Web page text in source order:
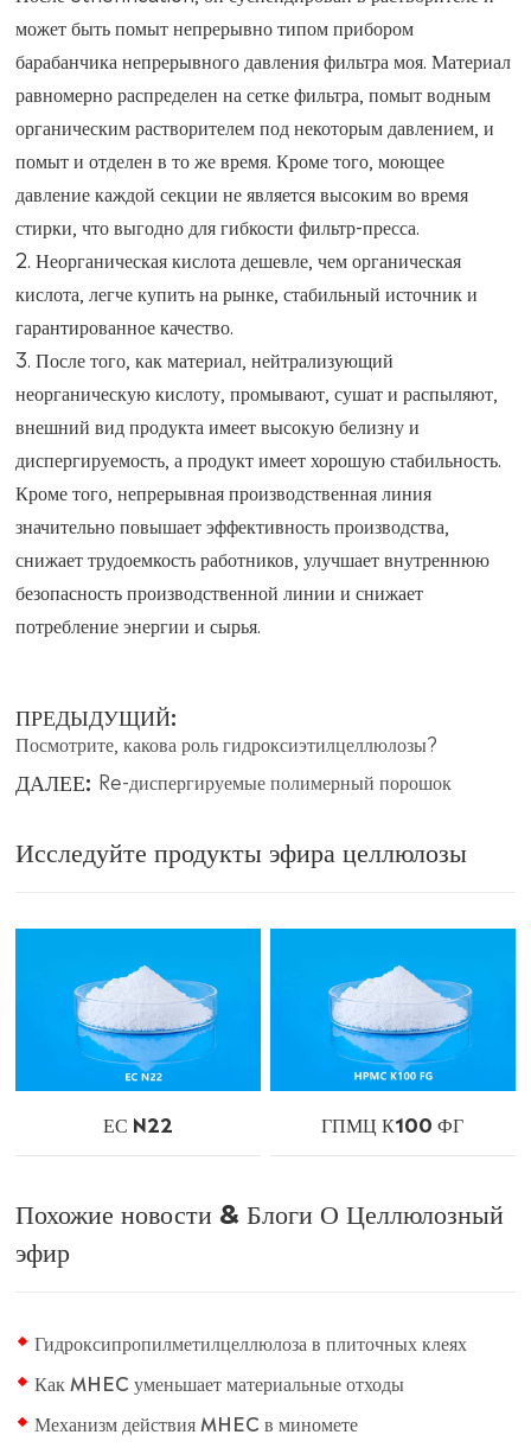
может быть помыт непрерывно типом прибором
барабанчика непрерывного давления фильтра моя. Материал
равномерно распределен на сетке фильтра, помыт водным
органическим растворителем под некоторым давлением, и
помыт и отделен в то же время. Кроме того, моющее
давление каждой секции не является высоким во время
стирки, что выгодно для гибкости фильтр-пресса.
2. Неорганическая кислота дешевле, чем органическая
кислота, легче купить на рынке, стабильный источник и
гарантированное качество.
3. После того, как материал, нейтрализующий
неорганическую кислоту, промывают, сушат и распыляют,
внешний вид продукта имеет высокую белизну и
диспергируемость, а продукт имеет хорошую стабильность.
Кроме того, непрерывная производственная линия
значительно повышает эффективность производства,
снижает трудоемкость работников, улучшает внутреннюю
безопасность производственной линии и снижает
потребление энергии и сырья.
ПРЕДЫДУЩИЙ:
Посмотрите, какова роль гидроксиэтилцеллюлозы?
ДАЛЕЕ: Re-диспергируемые полимерный порошок
Исследуйте продукты эфира целлюлозы
ЕС N22 ГПМЦ К100 ФГ
Похожие новости & Блоги О Целлюлозный
эфир
Гидроксипропилметилцеллюлоза в плиточных клеях
Как MHEC уменьшает материальные отходы
Механизм действия MHEC в миномете